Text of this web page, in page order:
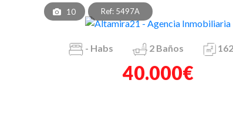
10 Ref: 5497A
- Habs 2Baños
40.000€